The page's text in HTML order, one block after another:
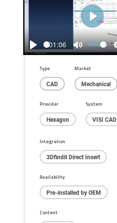
Play
01:06
Mute
Play
Type
CAD
Market
Mechanical
Provider
Hexagon
System
VISI CAD
Integration
3Dfindit Direct Insert
Availability
Pre-installed by OEM
Content